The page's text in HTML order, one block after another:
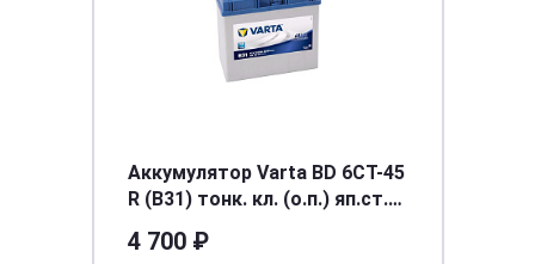
Аккумулятор Varta BD 6CT-45
R (B31) тонк. кл. (о.п.) яп.ст.
4 700 ₽